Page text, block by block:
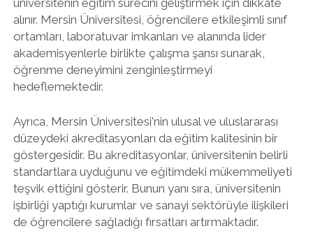
üniversitenin eğitim sürecini geliştirmek için dikkate
alınır. Mersin Üniversitesi, öğrencilere etkileşimli sınıf
ortamları, laboratuvar imkanları ve alanında lider
akademisyenlerle birlikte çalışma şansı sunarak,
öğrenme deneyimini zenginleştirmeyi
hedeflemektedir.
Ayrıca, Mersin Üniversitesi'nin ulusal ve uluslararası
düzeydeki akreditasyonları da eğitim kalitesinin bir
göstergesidir. Bu akreditasyonlar, üniversitenin belirli
standartlara uyduğunu ve eğitimdeki mükemmeliyeti
teşvik ettiğini gösterir. Bunun yanı sıra, üniversitenin
işbirliği yaptığı kurumlar ve sanayi sektörüyle ilişkileri
de öğrencilere sağladığı fırsatları artırmaktadır.